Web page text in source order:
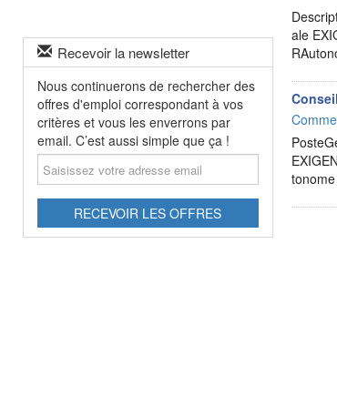
Recevoir la newsletter
Nous continuerons de rechercher des
offres d'emploi correspondant à vos
critères et vous les enverrons par
email. C’est aussi simple que ça !
Saisissez
votre
adresse
RECEVOIR LES OFFRES
ale